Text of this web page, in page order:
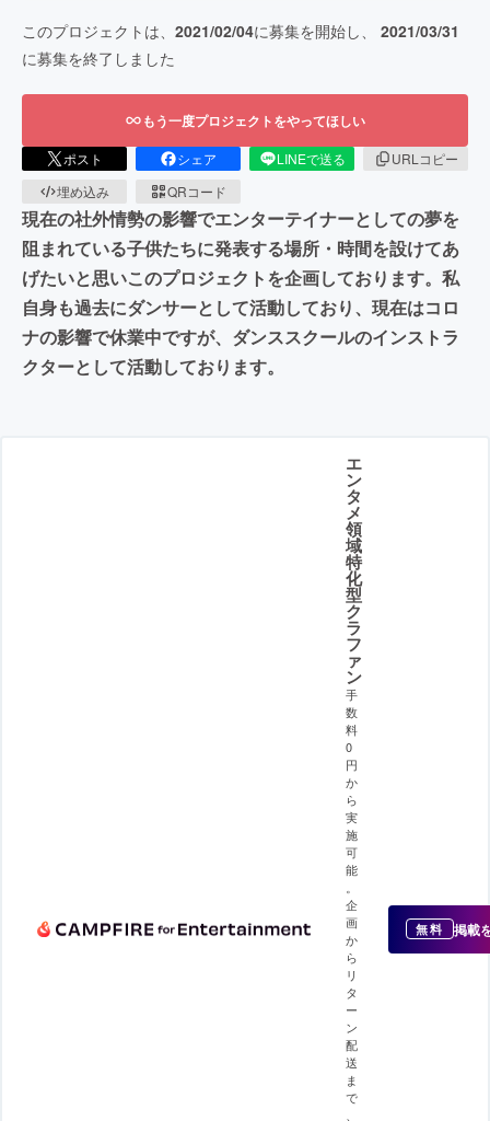
このプロジェクトは、 2021/02/04に募集を開始し、 2021/03/31
に募集を終了しました
もう一度プロジェクトをやってほしい
ポスト シェア LINEで送る
URLコピー
埋め込み
QRコード
現在の社外情勢の影響でエンターテイナーとしての夢を
阻まれている子供たちに発表する場所・時間を設けてあ
げたいと思いこのプロジェクトを企画しております。私
自身も過去にダンサーとして活動しており、現在はコロ
ナの影響で休業中ですが、ダンススクールのインストラ
クターとして活動しております。
エ
ン
タ
メ
領
域
特
化
型
ク
ラ
フ
ァ
ン
手
数
料
0
円
か
ら
実
施
可
能
企
画
か
ら
リ
タ
ー
ン
配
送
ま
で
無料 掲載